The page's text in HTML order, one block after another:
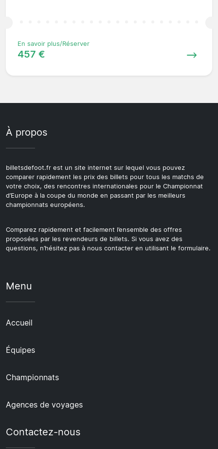
En savoir plus/Réserver
457 €
À propos
billetsdefoot.fr est un site internet sur lequel vous pouvez
comparer rapidement les prix des billets pour tous les matchs de
votre choix, des rencontres internationales pour le Championnat
d’Europe à la coupe du monde en passant par les meilleurs
championnats européens.
Comparez rapidement et facilement l’ensemble des offres
proposées par les revendeurs de billets. Si vous avez des
questions, n’hésitez pas à nous contacter en utilisant le formulaire.
Menu
Accueil
Équipes
Championnats
Agences de voyages
Contactez-nous